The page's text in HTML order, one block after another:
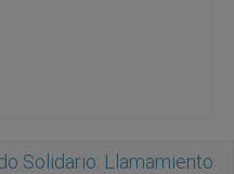
Solidario: Llamamiento